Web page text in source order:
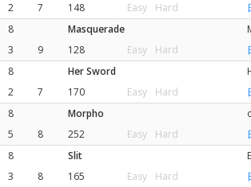
2
7 148 Easy Hard
8
Masquerade
3
9 128 Easy Hard
8
Her Sword
2
7 170 Easy Hard
8
Morpho
5
8 252 Easy Hard
8
Slit
3
8 165 Easy Hard